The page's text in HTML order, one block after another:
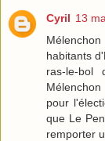
Cyril 13
habitants
ras-le-
pour
que Le
remporter